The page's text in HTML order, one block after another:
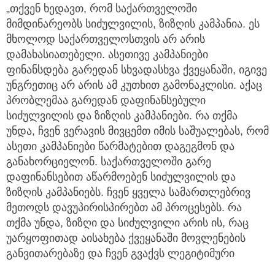
„თქვენ ხედავთ, რომ საქართველოში
მიმდინარეობს სიძულვილის, ზიზღის კამპანია. ეს
მხოლოდ საქართველოსთვის არ არის
დამახასიათებელი. ასეთივე კამპანიები
ფინანსდება გარედან სხვადასხვა ქვეყანაში, იგივე
უნგრეთიც არ არის ამ კუთხით გამონაკლისი. აქაც
პრობლემაა გარედან დაფინანსებული
სიძულვილის და ზიზღის კამპანიები. რა თქმა
უნდა, ჩვენ ვერავის მივცემთ იმის საშუალებას, რომ
ასეთი კამპანიები წარმატებით დაგეგმონ და
განახორციელონ. საქართველოში გარე
დაფინანსებით აწარმოებენ სიძულვილის და
ზიზღის კამპანიებს. ჩვენ ყველა სამართლებრივ
მეთოდს დავუპირისპირებთ ამ პროცესებს. რა
თქმა უნდა, ზიზღი და სიძულვილი არის ის, რაც
უარყოფითად აისახება ქვეყანაში მოვლენების
განვითარებაზე და ჩვენ გვაქვს ლეგიტიმური